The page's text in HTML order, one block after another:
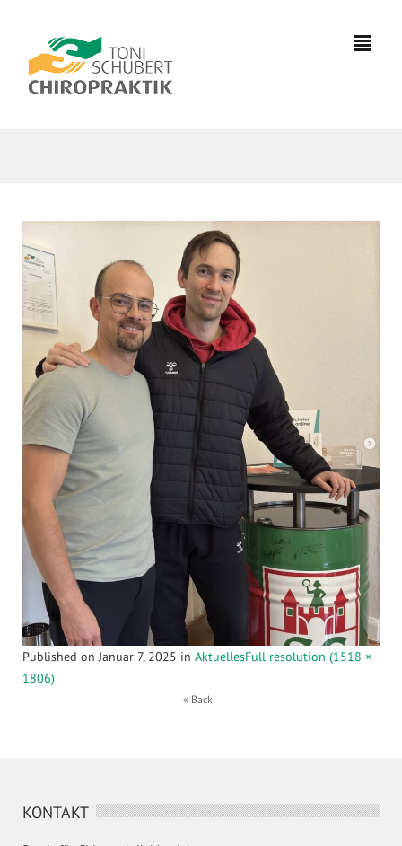
7333981
info@chiropraktik-
magdeburg.de
Published onJanuar 7, 2025 in AktuellesFull resolution (1518 ×
1806)
« Back
KONTAKT